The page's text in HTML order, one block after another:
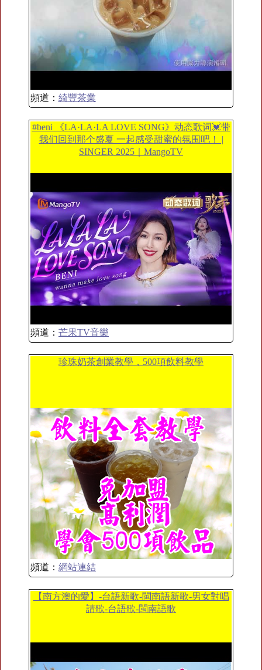
頻道： 綺豐茶業
#beni 《LA·LA·LA LOVE SONG》动态歌词💓带
我们回到那个盛夏 一起感受甜蜜的氛围吧！ |
SINGER 2025｜MangoTV
頻道： 芒果TV音樂
珍珠奶茶創業教學，500項飲料教學
頻道： 網站連結
【南方澳的愛】-台語新歌-閩南語新歌-男女對唱
請歌-台語歌-閩南語歌